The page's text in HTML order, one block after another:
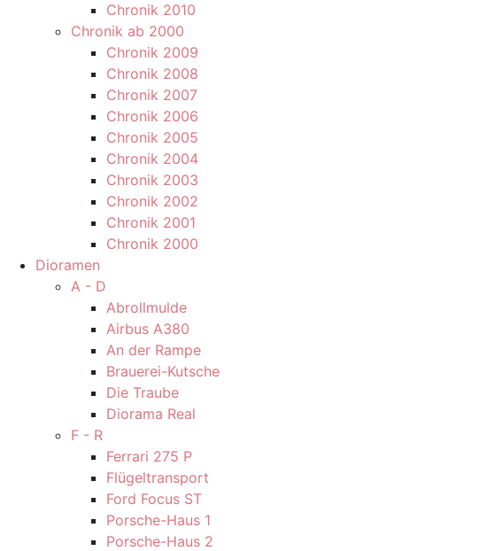
Chronik 2010
Chronik ab 2000
Chronik 2009
Chronik 2008
Chronik 2007
Chronik 2006
Chronik 2005
Chronik 2004
Chronik 2003
Chronik 2002
Chronik 2001
Chronik 2000
Dioramen
A - D
Abrollmulde
Airbus A380
An der Rampe
Brauerei-Kutsche
Die Traube
Diorama Real
F - R
Ferrari 275 P
Flügeltransport
Ford Focus ST
Porsche-Haus 1
Porsche-Haus 2